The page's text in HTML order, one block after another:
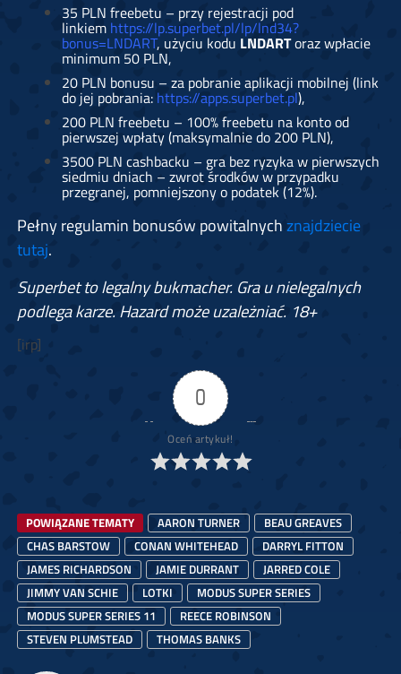
35 PLN freebetu – przy rejestracji pod
linkiem https://lp.superbet.pl/lp/lnd34?
bonus=LNDART, użyciu kodu LNDARToraz wpłacie
minimum 50 PLN,
20 PLN bonusu – za pobranie aplikacji mobilnej (link
do jej pobrania: https://apps.superbet.pl),
200 PLN freebetu – 100% freebetu na konto od
pierwszej wpłaty (maksymalnie do 200 PLN),
3500 PLN cashbacku – gra bez ryzyka w pierwszych
siedmiu dniach – zwrot środków w przypadku
przegranej, pomniejszony o podatek (12%).
Pełny regulamin bonusów powitalnychznajdziecie
tutaj.
Superbet to legalny bukmacher. Gra u nielegalnych
podlega karze. Hazard może uzależniać. 18+
[irp]
0
Oceń artykuł!
POWIĄZANE TEMATY AARON TURNER
BEAU GREAVES
CHAS BARSTOW
CONAN WHITEHEAD
DARRYL FITTON
JAMES RICHARDSON
JAMIE DURRANT
JARRED COLE
JIMMY VAN SCHIE
LOTKI
MODUS SUPER SERIES
MODUS SUPER SERIES 11
REECE ROBINSON
STEVEN PLUMSTEAD
THOMAS BANKS